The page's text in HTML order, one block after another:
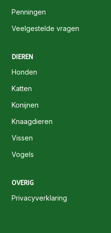
Penningen
Veelgestelde vragen
DIEREN
Honden
Katten
Konijnen
Knaagdieren
Vissen
Vogels
OVERIG
Privacyverklaring